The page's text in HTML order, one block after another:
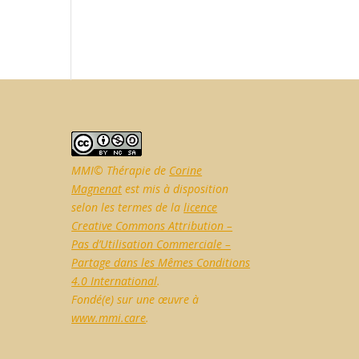
MMI© Thérapie de Corine
Magnenat est mis à disposition
selon les termes de lalicence
Creative Commons Attribution –
Pas d’Utilisation Commerciale –
Partage dans les Mêmes Conditions
4.0 International.
Fondé(e) sur une œuvre à
www.mmi.care.